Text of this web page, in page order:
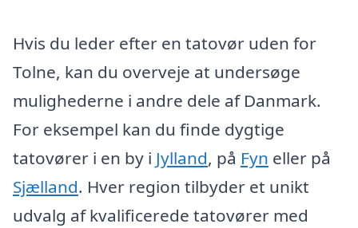
Hvis du leder efter en tatovør uden for
Tolne, kan du overveje at undersøge
mulighederne i andre dele af Danmark.
For eksempel kan du finde dygtige
tatovører i en by i Jylland, på Fyn eller på
Sjælland. Hver region tilbyder et unikt
udvalg af kvalificerede tatovører med